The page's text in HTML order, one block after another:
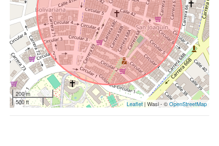
200 m
500 ft
Leaflet| Wasi - ©OpenStreetMap